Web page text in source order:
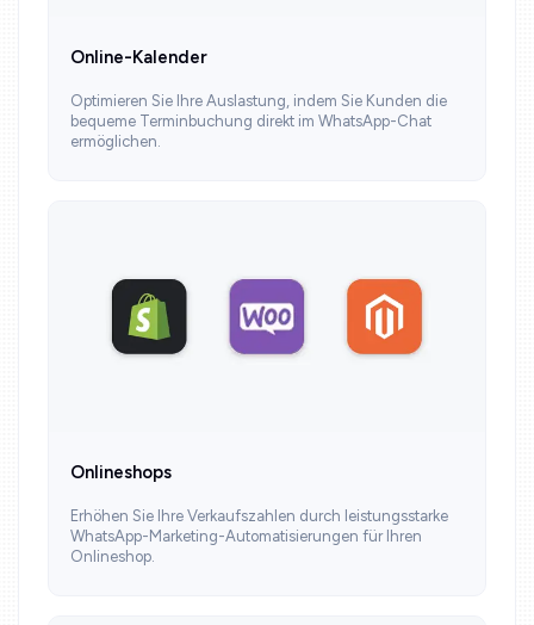
Online-Kalender
Optimieren Sie Ihre Auslastung, indem Sie Kunden die
bequeme Terminbuchung direkt im WhatsApp-Chat
ermöglichen.
Onlineshops
Erhöhen Sie Ihre Verkaufszahlen durch leistungsstarke
WhatsApp-Marketing-Automatisierungen für Ihren
Onlineshop.